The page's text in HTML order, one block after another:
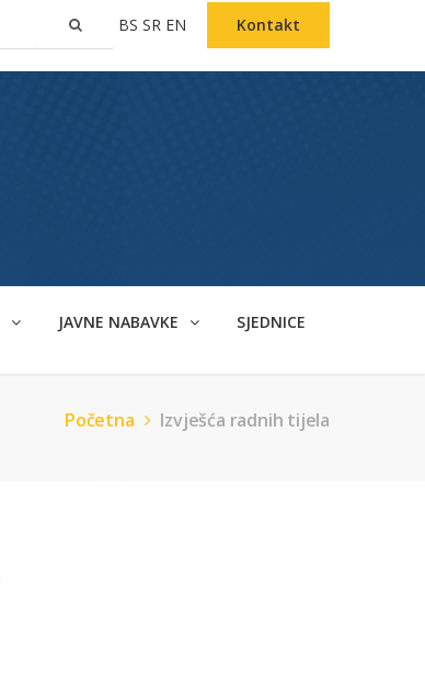
BS SR EN Kontakt
JAVNE NABAVKE SJEDNICE
Početna Izvješća radnih tijela